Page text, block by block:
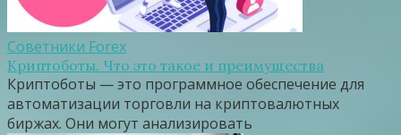
Советники Forex
Криптоботы. Что это такое и преимущества
Криптоботы — это программное обеспечение для
автоматизации торговли на криптовалютных
биржах. Они могут анализировать